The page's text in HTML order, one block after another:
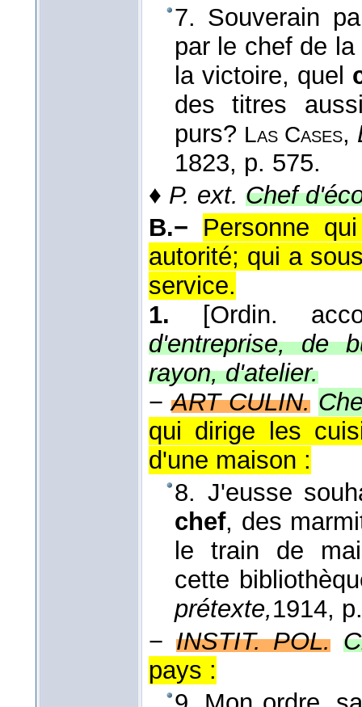
7. Souverain
par le chef de
la victoire, quel
des titres
purs? Las Cases,
1823, p. 575.
♦ P. ext. Chef
B.− Personne
autorité; qui a
service.
1.
[Ordin.
d'entreprise, de
rayon, d'atelier.
−ART CULIN.
qui dirige les
d'une maison :
8. J'eusse
chef, des
le train de
cette
prétexte,1914,
− INSTIT. POL.
pays :